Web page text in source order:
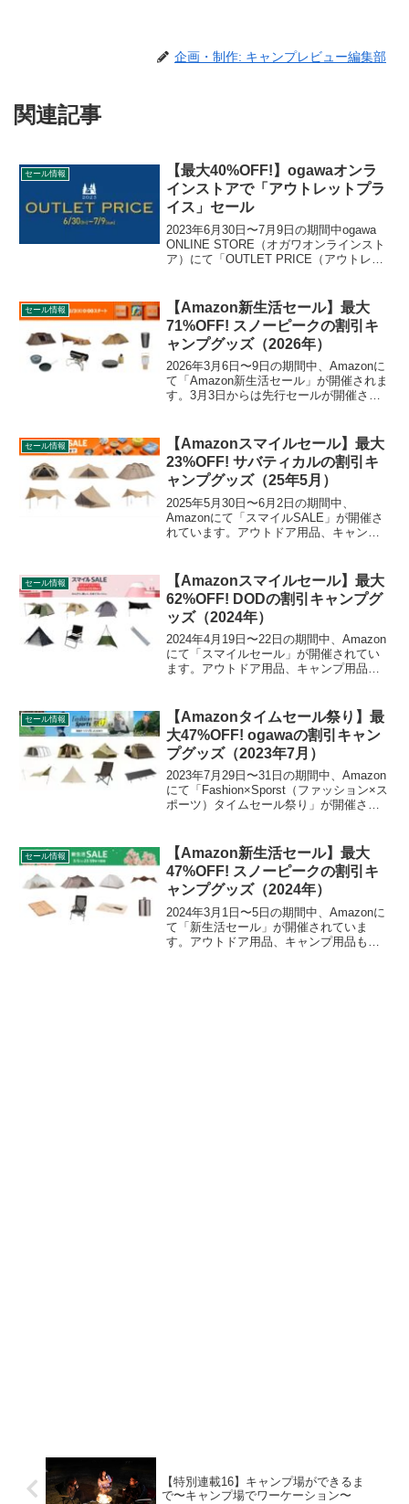
企画・制作: キャンプレビュー編集部
関連記事
セール情報
【最大40%OFF!】ogawaオンラ
インストアで「アウトレットプラ
イス」セール
2023年6月30日〜7月9日の期間中ogawa
ONLINE STORE（オガワオンラインスト
ア）にて「OUTLET PRICE（アウトレッ
イテムが非常にお得に購入できます。詳
細をレビューします。
セール情報
【Amazon新生活セール】最大
71%OFF! スノーピークの割引キ
ャンプグッズ（2026年）
2026年3月6日〜9日の期間中、Amazonに
て「Amazon新生活セール」が開催されま
す。3月3日からは先行セールが開催され
peak（スノーピーク）のキャンプグッズ
もお得に購入できます。詳細をレビュー
します。
セール情報
【Amazonスマイルセール】最大
23%OFF! サバティカルの割引キ
ャンプグッズ（25年5月）
2025年5月30日〜6月2日の期間中、
Amazonにて「スマイルSALE」が開催さ
れています。アウトドア用品、キャンプ
プグッズもお得に購入できます。詳細を
レビューします。
セール情報
【Amazonスマイルセール】最大
62%OFF! DODの割引キャンプグ
ッズ（2024年）
2024年4月19日〜22日の期間中、Amazon
にて「スマイルセール」が開催されてい
ます。アウトドア用品、キャンプ用品も
に購入できます。詳細をレビューしま
す。
セール情報
【Amazonタイムセール祭り】最
大47%OFF! ogawaの割引キャン
プグッズ（2023年7月）
2023年7月29日〜31日の期間中、Amazon
にて「Fashion×Sporst（ファッション×ス
ポーツ）タイムセール祭り」が開催され
ogawa（オガワ）のキャンプグッズもお
得に購入できます。詳細をレビューしま
す。
セール情報
【Amazon新生活セール】最大
47%OFF! スノーピークの割引キ
ャンプグッズ（2024年）
2024年3月1日〜5日の期間中、Amazonに
て「新生活セール」が開催されていま
す。アウトドア用品、キャンプ用品もセ
【特別連載16】キャンプ場ができるま
で〜キャンプ場でワーケーション〜